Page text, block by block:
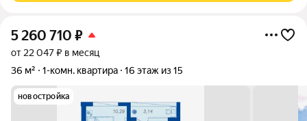
5 260 710 ₽
от 22 047 ₽ в месяц
36 м²
1-комн. квартира 16 этаж из 15
новостройка